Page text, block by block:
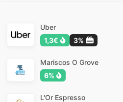
Uber
1,3€
3%
Mariscos O Grove
6%
L'Or Espresso